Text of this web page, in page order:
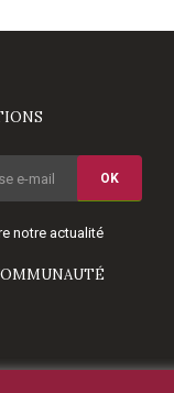
OK
notre actualité